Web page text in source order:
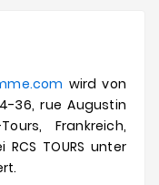
wird von
36, rue Augustin
Frankreich,
RCS TOURS unter